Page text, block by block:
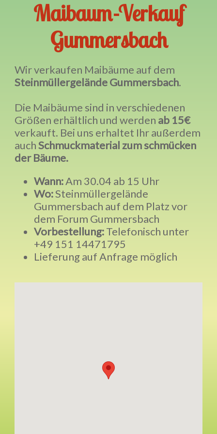
Maibaum-Verkauf
Gummersbach
Wir verkaufen Maibäume auf dem
Steinmüllergelände Gummersbach.
Die Maibäume sind in verschiedenen
Größen erhältlich und werden ab 15€
verkauft. Bei uns erhaltet Ihr außerdem
auchSchmuckmaterial zum schmücken
der Bäume.
Wann:Am 30.04 ab 15 Uhr
Wo:Steinmüllergelände
Gummersbach auf dem Platz vor
dem Forum Gummersbach
Vorbestellung:Telefonisch unter
+49 151 14471795
Lieferung auf Anfrage möglich